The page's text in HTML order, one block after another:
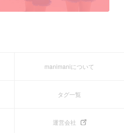
manimaniについて
タグ一覧
運営会社